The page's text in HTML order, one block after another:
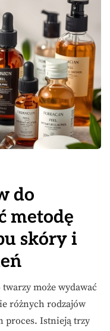
do
metodę
skóry i
może wydawać
różnych rodzajów
proces. Istnieją trzy